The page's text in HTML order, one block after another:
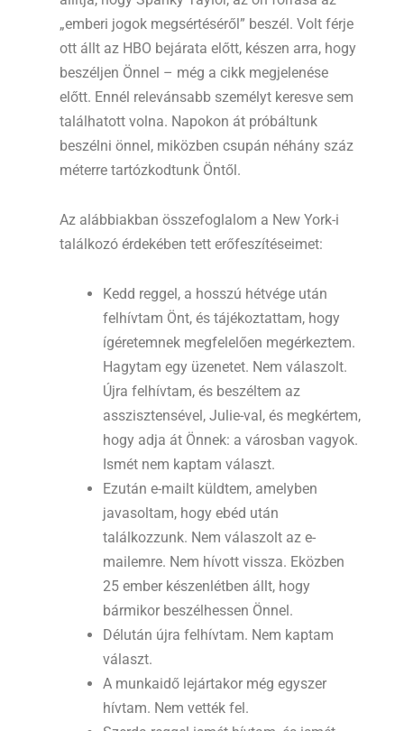
„emberi jogok megsértéséről” beszél. Volt férje
ott állt az HBO bejárata előtt, készen arra, hogy
beszéljen Önnel – még a cikk megjelenése
előtt. Ennél relevánsabb személyt keresve sem
találhatott volna. Napokon át próbáltunk
beszélni önnel, miközben csupán néhány száz
méterre tartózkodtunk Öntől.
Az alábbiakban összefoglalom a New York-i
találkozó érdekében tett erőfeszítéseimet:
Kedd reggel, a hosszú hétvége után
felhívtam Önt, és tájékoztattam, hogy
ígéretemnek megfelelően megérkeztem.
Hagytam egy üzenetet. Nem válaszolt.
Újra felhívtam, és beszéltem az
asszisztensével, Julie-val, és megkértem,
hogy adja át Önnek: a városban vagyok.
Ismét nem kaptam választ.
Ezután e-mailt küldtem, amelyben
javasoltam, hogy ebéd után
találkozzunk. Nem válaszolt az e-
mailemre. Nem hívott vissza. Eközben
25 ember készenlétben állt, hogy
bármikor beszélhessen Önnel.
Délután újra felhívtam. Nem kaptam
választ.
A munkaidő lejártakor még egyszer
hívtam. Nem vették fel.